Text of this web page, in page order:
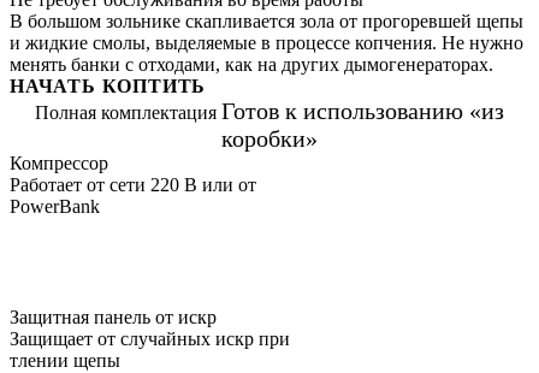
В большом зольнике скапливается зола от прогоревшей щепы
и жидкие смолы, выделяемые в процессе копчения. Не нужно
менять банки с отходами, как на других дымогенераторах.
НАЧАТЬ КОПТИТЬ
Полная комплектация Готов к использованию «из
коробки»
Компрессор
Работает от сети 220 В или от
PowerBank
Защитная панель от искр
Защищает от случайных искр при
тлении щепы